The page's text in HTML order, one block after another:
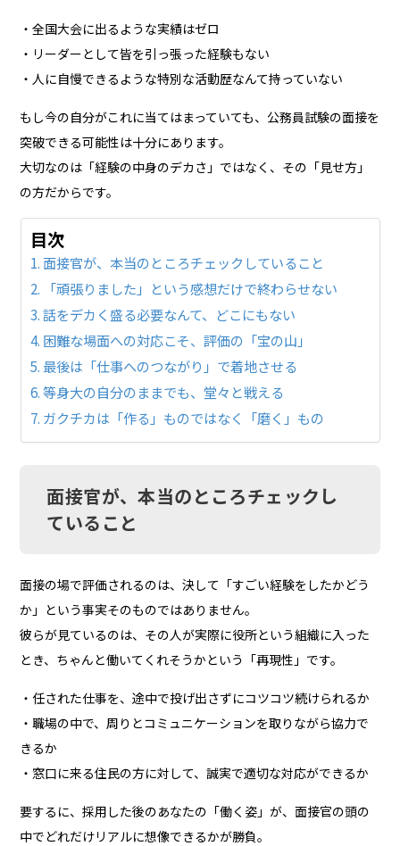
・全国大会に出るような実績はゼロ
・リーダーとして皆を引っ張った経験もない
・人に自慢できるような特別な活動歴なんて持っていない
もし今の自分がこれに当てはまっていても、公務員試験の面接を
突破できる可能性は十分にあります。
大切なのは「経験の中身のデカさ」ではなく、その「見せ方」
の方だからです。
目次
面接官が、本当のところチェックしていること
「頑張りました」という感想だけで終わらせない
話をデカく盛る必要なんて、どこにもない
困難な場面への対応こそ、評価の「宝の山」
最後は「仕事へのつながり」で着地させる
等身大の自分のままでも、堂々と戦える
ガクチカは「作る」ものではなく「磨く」もの
面接官が、本当のところチェックし
ていること
面接の場で評価されるのは、決して「すごい経験をしたかどう
か」という事実そのものではありません。
彼らが見ているのは、その人が実際に役所という組織に入った
とき、ちゃんと働いてくれそうかという「再現性」です。
・任された仕事を、途中で投げ出さずにコツコツ続けられるか
・職場の中で、周りとコミュニケーションを取りながら協力で
きるか
・窓口に来る住民の方に対して、誠実で適切な対応ができるか
要するに、採用した後のあなたの「働く姿」が、面接官の頭の
中でどれだけリアルに想像できるかが勝負。